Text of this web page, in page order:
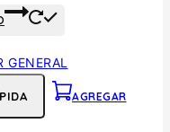
AGREGAR